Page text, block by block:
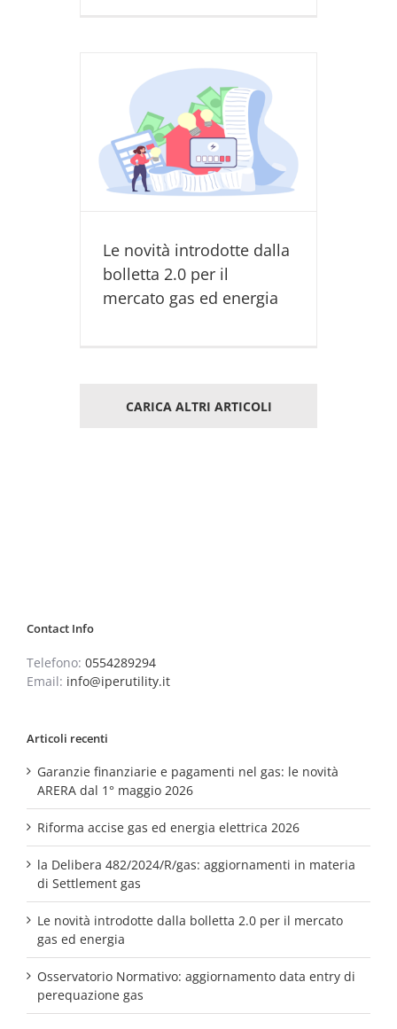
Le novità introdotte dalla
bolletta 2.0 per il
mercato gas ed energia
CARICA ALTRI ARTICOLI
Contact Info
Telefono: 0554289294
Email: info@iperutility.it
Articoli recenti
Garanzie finanziarie e pagamenti nel gas: le novità
ARERA dal 1° maggio 2026
Riforma accise gas ed energia elettrica 2026
la Delibera 482/2024/R/gas: aggiornamenti in materia
di Settlement gas
Le novità introdotte dalla bolletta 2.0 per il mercato
gas ed energia
Osservatorio Normativo: aggiornamento data entry di
perequazione gas